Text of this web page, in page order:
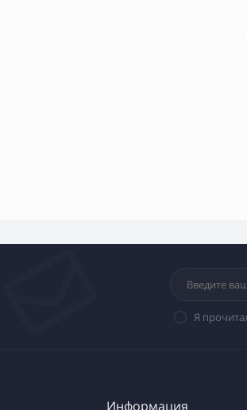
Я
Информация